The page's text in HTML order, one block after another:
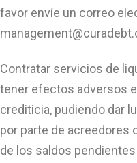
favor envíe un correo
Contratar servicios de
tener efectos adversos
crediticia, pudiendo dar
por parte de acreedores
de los saldos